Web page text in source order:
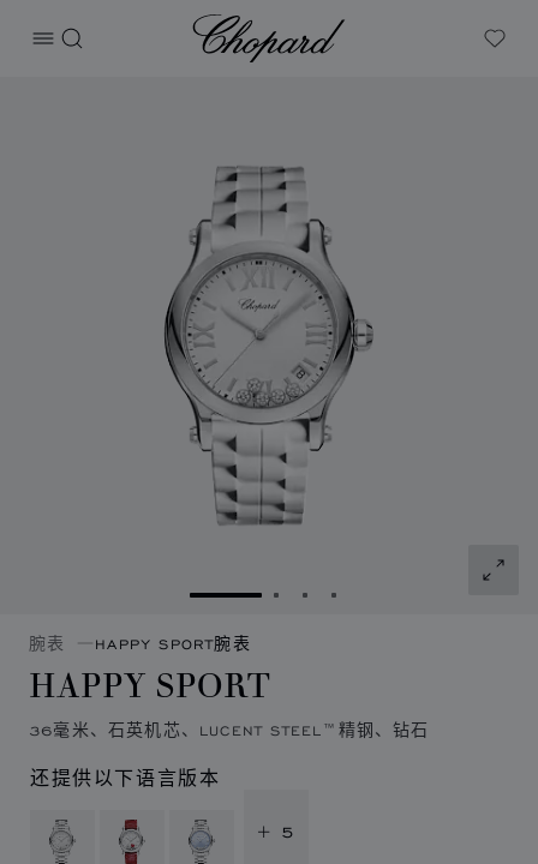
打开菜单
搜索
Chopard
My
转到幻灯片 1转到幻灯片 2
转到幻灯片 3
转到幻灯片 4
腕表 HAPPY SPORT腕表
HAPPY SPORT
36毫米、石英机芯、LUCENT STEEL™精钢、钻石
还提供以下语言版本
+ 5